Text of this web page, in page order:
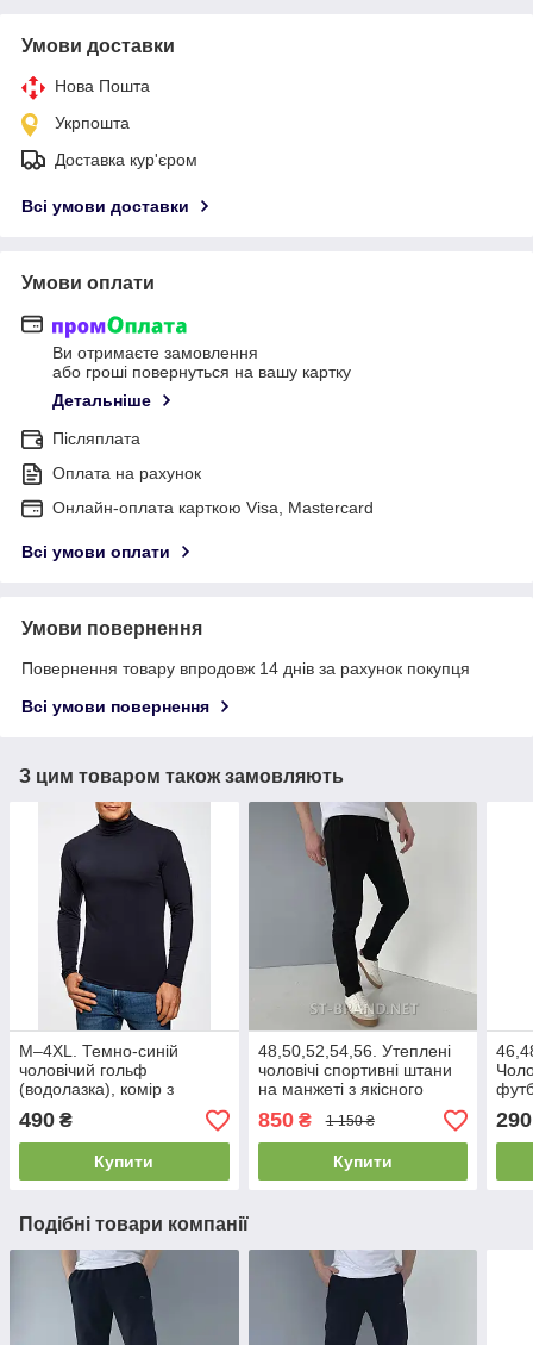
Умови доставки
Нова Пошта
Укрпошта
Доставка кур'єром
Всі умови доставки
Умови оплати
Ви отримаєте замовлення
або гроші повернуться на вашу картку
Детальніше
Післяплата
Оплата на рахунок
Онлайн-оплата карткою Visa, Mastercard
Всі умови оплати
Умови повернення
Повернення товару впродовж 14 днів за рахунок покупця
Всі умови повернення
З цим товаром також замовляють
M–4XL. Темно-синій
чоловічий гольф
(водолазка), комір з
відворотом / Туреччина,
трикотаж
490 ₴
Купити
48,50,52,54,56. Утеплені
чоловічі спортивні штани
на манжеті з якісного
трикотажу - чорні
850₴ 1 150 ₴
Купити
290
Подібні товари компанії